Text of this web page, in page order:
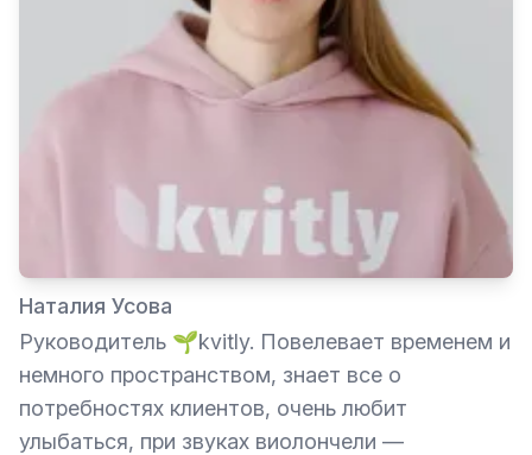
Наталия Усова
Руководитель 🌱kvitly. Повелевает временем и
немного пространством, знает все о
потребностях клиентов, очень любит
улыбаться, при звуках виолончели —